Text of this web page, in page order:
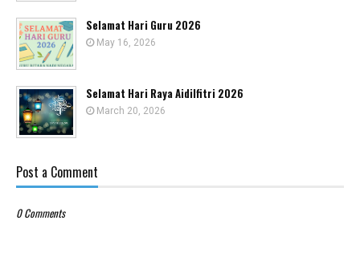
Selamat Hari Guru 2026
May 16, 2026
Selamat Hari Raya Aidilfitri 2026
March 20, 2026
Post a Comment
0 Comments